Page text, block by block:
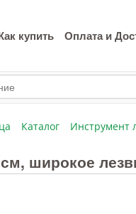
купить Оплата и
Каталог Инструмент
широкое